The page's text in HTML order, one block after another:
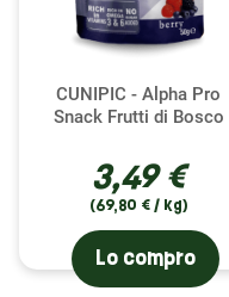
CUNIPIC - Alpha Pro
Snack Frutti di Bosco
3,49 €
(69,80 € / kg)
Lo compro